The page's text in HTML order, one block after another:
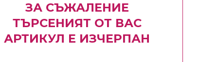
ЗА СЪЖАЛЕНИЕ
ТЪРСЕНИЯТ ОТ ВАС
АРТИКУЛ Е ИЗЧЕРПАН